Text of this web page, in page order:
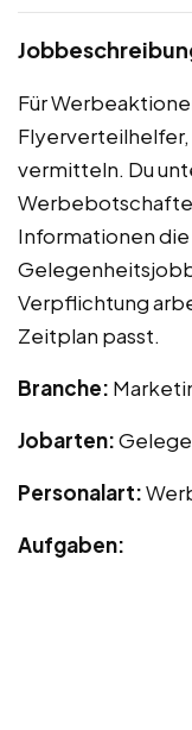
Für
Flyerverteilhelfer,
vermitteln. Du
Informationen
Verpflichtung
Zeitplan passt.
Branche:
Jobarten:
Personalart:
Aufgaben: